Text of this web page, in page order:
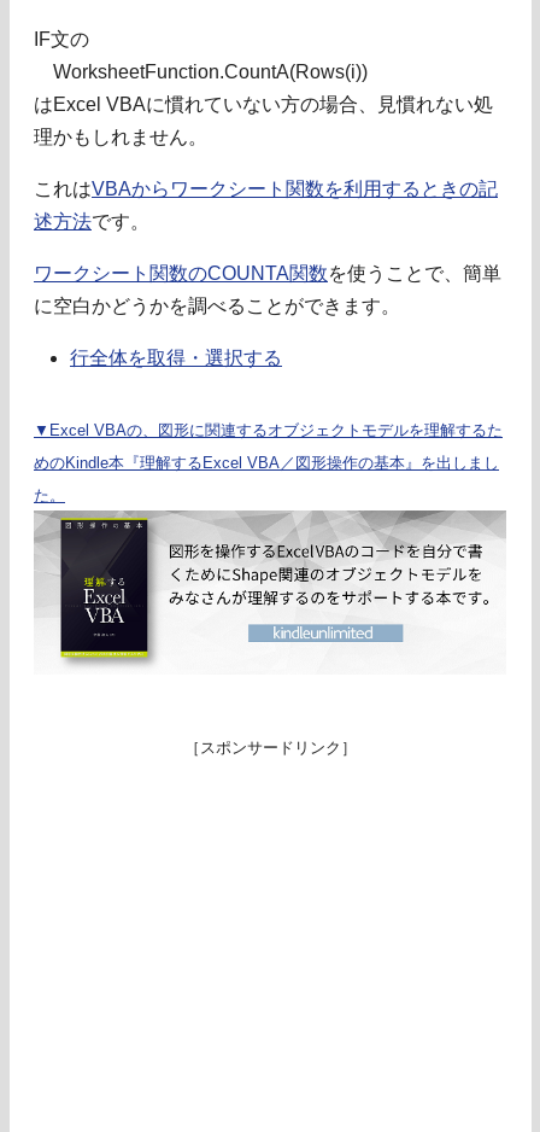
IF文の
WorksheetFunction.CountA(Rows(i))
はExcel VBAに慣れていない方の場合、見慣れない処
理かもしれません。
これはVBAからワークシート関数を利用するときの記
述方法です。
ワークシート関数のCOUNTA関数を使うことで、簡単
に空白かどうかを調べることができます。
行全体を取得・選択する
▼Excel VBAの、図形に関連するオブジェクトモデルを理解するた
めのKindle本『理解するExcel VBA／図形操作の基本』を出しまし
た。
［スポンサードリンク］